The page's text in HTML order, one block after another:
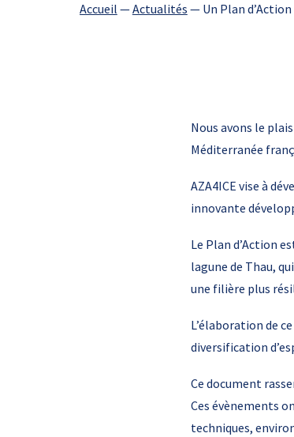
Accueil —Actualités — Un Plan
Nous avons le
Méditerranée
AZA4ICE vise à
innovante
Le Plan d’Action
lagune de Thau,
une filière plus
L’élaboration de
diversification
Ce document
Ces évènements
techniques,